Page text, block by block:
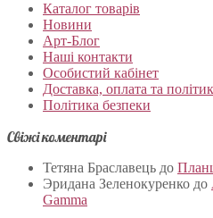
Каталог товарів
Новини
Арт-Блог
Наші контакти
Особистий кабінет
Доставка, оплата та
Політика безпеки
Свіжі коментарі
Тетяна Браславець до
Эридана Зеленокуренко до
Gamma